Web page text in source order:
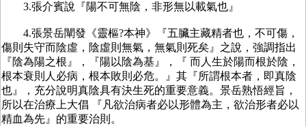
3.張介賓說『陽不可無陰，非形無以載氣也』
4.張景岳闡發《靈樞?本神》『五臟主藏精者也，不可傷，
傷則失守而陰虛，陰虛則無氣，無氣則死矣』之說，強調指出
『陰為陽之根』，『陽以陰為基』，『 而人生於陽而根於陰，
根本衰則人必病，根本敗則必危。』其『所謂根本者，即真陰
也』，充分說明真陰具有決生死的重要意義。景岳熟悟經旨，
所以在治療上大倡 『凡欲治病者必以形體為主，欲治形者必以
精血為先』的重要治則。